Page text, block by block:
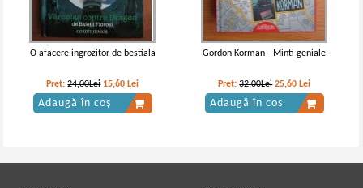
O afacere ingrozitor de bestiala
Pret:24,00Lei 15,60 Lei
Adaugă în coș
Gordon Korman - Minti geniale
Pret:32,00Lei 25,60 Lei
Adaugă în coș